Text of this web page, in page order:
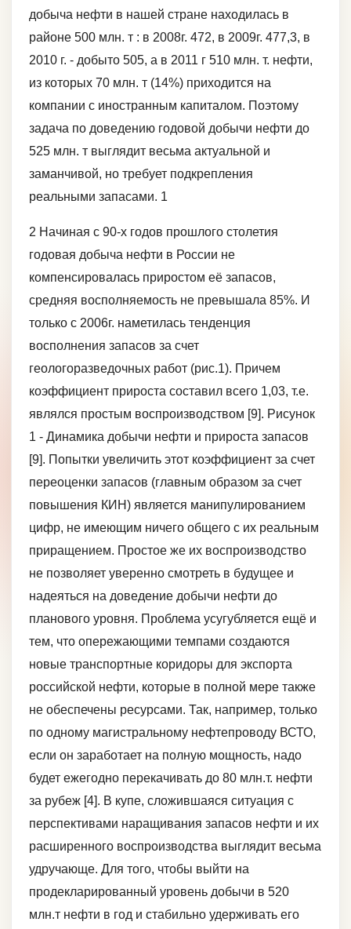
добыча нефти в нашей стране находилась в
районе 500 млн. т : в 2008г. 472, в 2009г. 477,3, в
2010 г. - добыто 505, а в 2011 г 510 млн. т. нефти,
из которых 70 млн. т (14%) приходится на
компании с иностранным капиталом. Поэтому
задача по доведению годовой добычи нефти до
525 млн. т выглядит весьма актуальной и
заманчивой, но требует подкрепления
реальными запасами. 1
2 Начиная с 90-х годов прошлого столетия
годовая добыча нефти в России не
компенсировалась приростом её запасов,
средняя восполняемость не превышала 85%. И
только с 2006г. наметилась тенденция
восполнения запасов за счет
геологоразведочных работ (рис.1). Причем
коэффициент прироста составил всего 1,03, т.е.
являлся простым воспроизводством [9]. Рисунок
1 - Динамика добычи нефти и прироста запасов
[9]. Попытки увеличить этот коэффициент за счет
переоценки запасов (главным образом за счет
повышения КИН) является манипулированием
цифр, не имеющим ничего общего с их реальным
приращением. Простое же их воспроизводство
не позволяет уверенно смотреть в будущее и
надеяться на доведение добычи нефти до
планового уровня. Проблема усугубляется ещё и
тем, что опережающими темпами создаются
новые транспортные коридоры для экспорта
российской нефти, которые в полной мере также
не обеспечены ресурсами. Так, например, только
по одному магистральному нефтепроводу ВСТО,
если он заработает на полную мощность, надо
будет ежегодно перекачивать до 80 млн.т. нефти
за рубеж [4]. В купе, сложившаяся ситуация с
перспективами наращивания запасов нефти и их
расширенного воспроизводства выглядит весьма
удручающе. Для того, чтобы выйти на
продекларированный уровень добычи в 520
млн.т нефти в год и стабильно удерживать его